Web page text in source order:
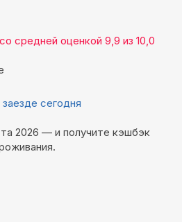
средней оценкой 9,9 из 10,0
сегодня
2026 — и получите кэшбэк